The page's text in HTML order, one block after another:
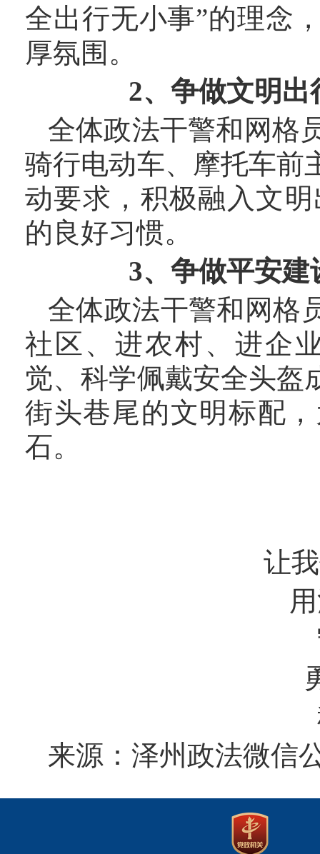
全出行无小事”的理念
厚氛围。
2、争做文明出
全体政法干警和网格
骑行电动车、摩托车前
动要求，积极融入文
的良好习惯。
3、争做平安建
全体政法干警和网格
社区、进农村、进企
觉、科学佩戴安全头盔
街头巷尾的文明标配
石。
让
来源：泽州政法微信